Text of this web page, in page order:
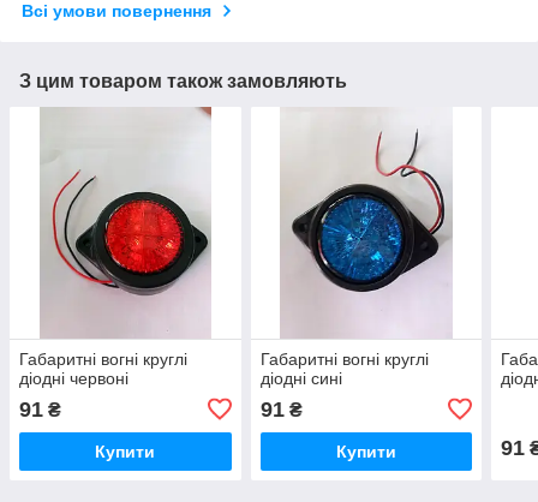
Всі умови повернення
З цим товаром також замовляють
Габаритні вогні круглі
діодні червоні
91 ₴
Купити
Габаритні вогні круглі
діодні сині
91₴
Купити 91